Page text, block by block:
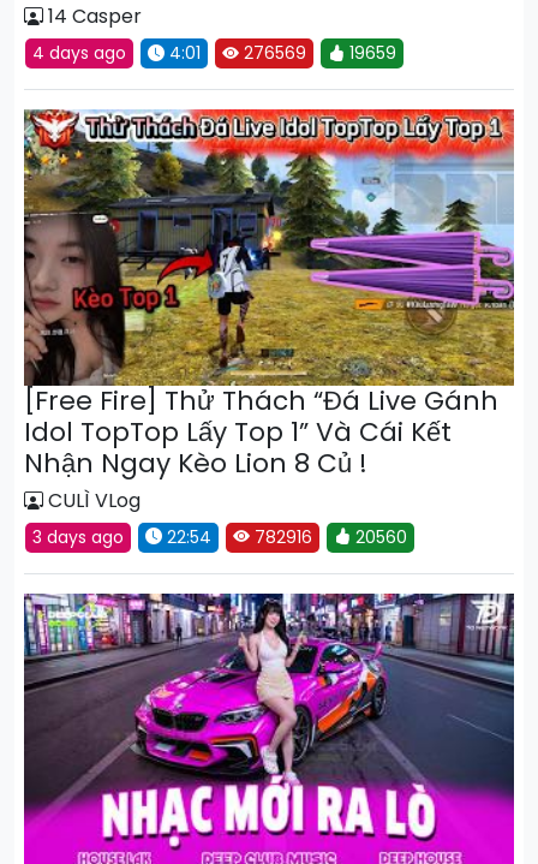
14 Casper
4 days ago 4:01 276569 19659
[Free Fire] Thử Thách “Đá Live Gánh
Idol TopTop Lấy Top 1” Và Cái Kết
Nhận Ngay Kèo Lion 8 Củ !
CULÌ VLog
3 days ago 22:54 782916 20560